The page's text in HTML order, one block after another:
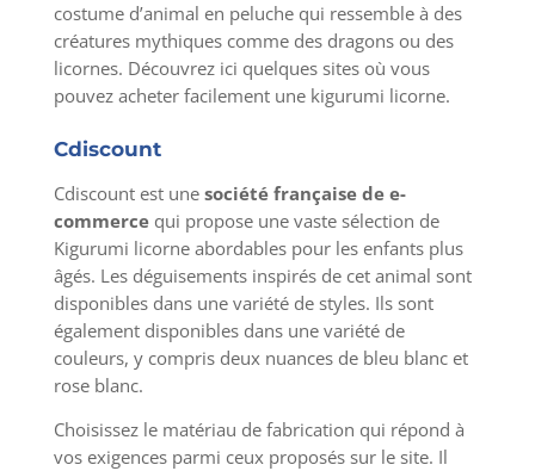
costume d’animal en peluche qui ressemble à des
créatures mythiques comme des dragons ou des
licornes. Découvrez ici quelques sites où vous
pouvez acheter facilement une kigurumi licorne.
Cdiscount
Cdiscount est une société française de e-
commercequi propose une vaste sélection de
Kigurumi licorne abordables pour les enfants plus
âgés. Les déguisements inspirés de cet animal sont
disponibles dans une variété de styles. Ils sont
également disponibles dans une variété de
couleurs, y compris deux nuances de bleu blanc et
rose blanc.
Choisissez le matériau de fabrication qui répond à
vos exigences parmi ceux proposés sur le site. Il